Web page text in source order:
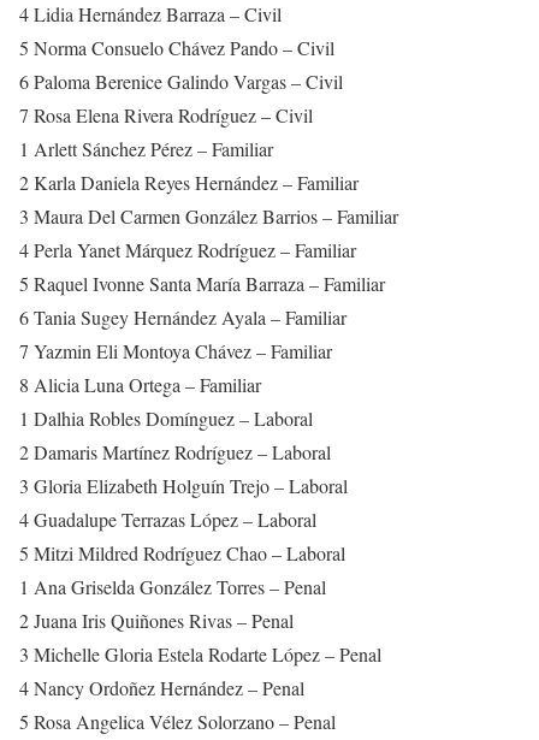
4 Lidia Hernández Barraza – Civil
5 Norma Consuelo Chávez Pando – Civil
6 Paloma Berenice Galindo Vargas – Civil
7 Rosa Elena Rivera Rodríguez – Civil
1 Arlett Sánchez Pérez – Familiar
2 Karla Daniela Reyes Hernández – Familiar
3 Maura Del Carmen González Barrios – Familiar
4 Perla Yanet Márquez Rodríguez – Familiar
5 Raquel Ivonne Santa María Barraza – Familiar
6 Tania Sugey Hernández Ayala – Familiar
7 Yazmin Eli Montoya Chávez – Familiar
8 Alicia Luna Ortega – Familiar
1 Dalhia Robles Domínguez – Laboral
2 Damaris Martínez Rodríguez – Laboral
3 Gloria Elizabeth Holguín Trejo – Laboral
4 Guadalupe Terrazas López – Laboral
5 Mitzi Mildred Rodríguez Chao – Laboral
1 Ana Griselda González Torres – Penal
2 Juana Iris Quiñones Rivas – Penal
3 Michelle Gloria Estela Rodarte López – Penal
4 Nancy Ordoñez Hernández – Penal
5 Rosa Angelica Vélez Solorzano – Penal